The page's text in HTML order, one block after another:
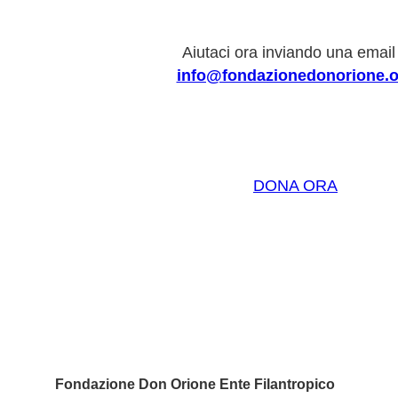
Aiutaci ora inviando una
DONA ORA
Fondazione Don Orione Ente Filantropico